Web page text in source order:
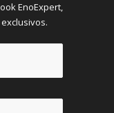
EnoExpert,